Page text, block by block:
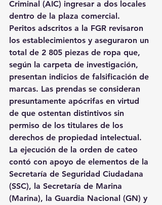
Criminal (AIC) ingresar a dos locales
dentro de la plaza comercial.
Peritos adscritos a la FGR revisaron
los establecimientos y aseguraron un
total de 2 805 piezas de ropa que,
según la carpeta de investigación,
presentan indicios de falsificación de
marcas. Las prendas se consideran
presuntamente apócrifas en virtud
de que ostentan distintivos sin
permiso de los titulares de los
derechos de propiedad intelectual.
La ejecución de la orden de cateo
contó con apoyo de elementos de la
Secretaría de Seguridad Ciudadana
(SSC), la Secretaría de Marina
(Marina), la Guardia Nacional (GN) y